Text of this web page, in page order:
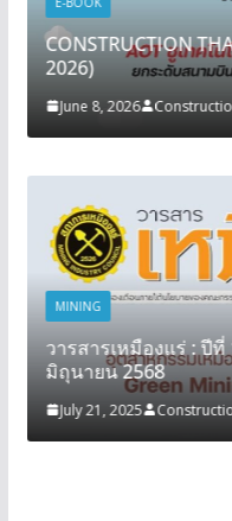
CONSTRUCTION
2026)
June 8, 2026
MINING
วารสารเหมืองแร่ : ปี
มิถุนายน 2568
July 21, 2025